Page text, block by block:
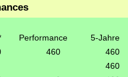
Performance
5-Jahre
460
460
460